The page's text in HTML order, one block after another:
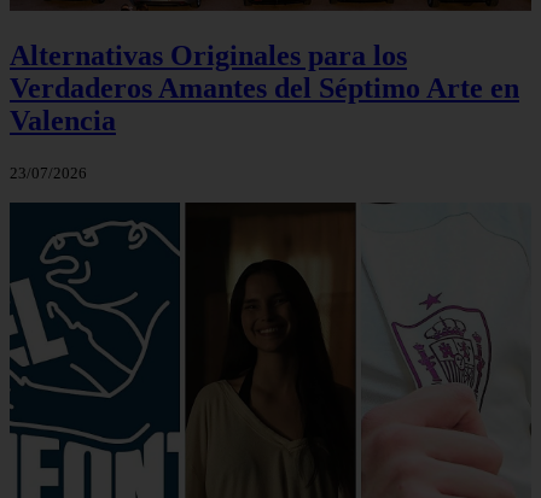
Alternativas Originales para los
Verdaderos Amantes del Séptimo Arte en
Valencia
23/07/2026